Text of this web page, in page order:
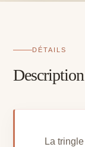
-
182
DÉTAILS
Description
La